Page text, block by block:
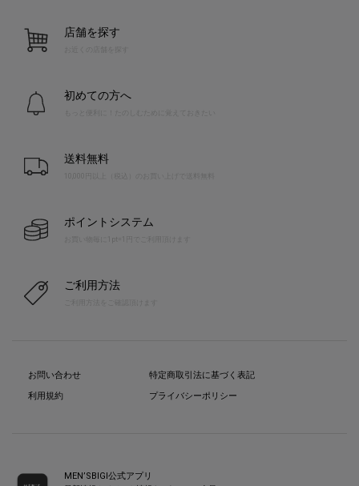
店舗を探す
お近くの店舗を探す
初めての方へ
送料無料
10,000円以上（税込）のお買い上げで送料無料
ポイントシステム
お買い物毎に1pt=1円でご利用頂けます
ご利用方法
お問い合わせ
利用規約
特定商取引法に基づく表記
プライバシーポリシー
MEN’SBIGI公式アプリ